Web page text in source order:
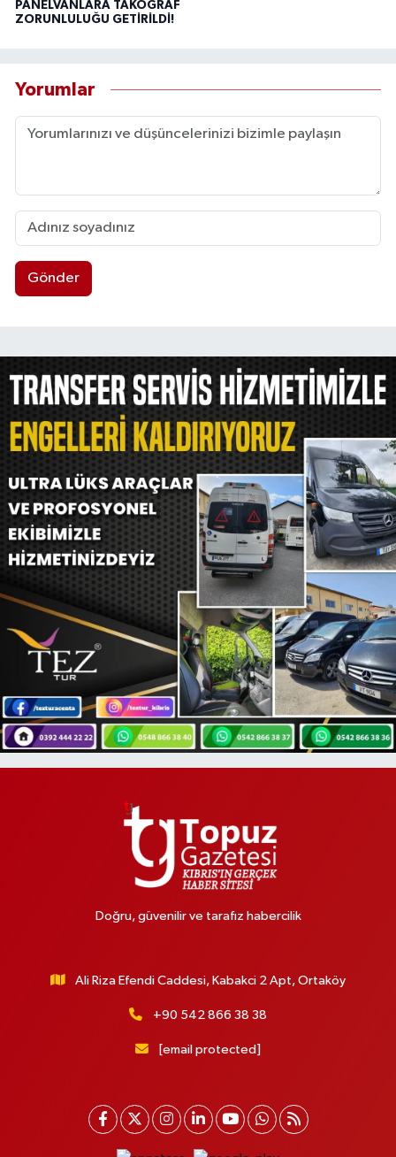
PANELVANLARA TAKOGRAF
ZORUNLULUĞU GETİRİLDİ!
Yorumlar
Gönder
Doğru, güvenilir ve tarafız habercilik
Ali Riza Efendi Caddesi, Kabakci 2 Apt, Ortaköy
+90 542 866 38 38
[email protected]